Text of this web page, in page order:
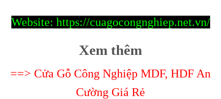
Website: https://cuagocongnghiep.net.vn/
Xem thêm
==> Cửa Gỗ Công Nghiệp MDF, HDF An
Cường Giá Rẻ